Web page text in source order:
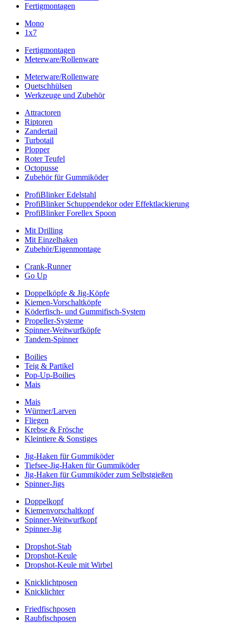
Fertigmontagen
Mono
1x7
Fertigmontagen
Meterware/Rollenware
Meterware/Rollenware
Quetschhülsen
Werkzeuge und Zubehör
Attractoren
Riptoren
Zandertail
Turbotail
Plopper
Roter Teufel
Octopusse
Zubehör für Gummiköder
ProfiBlinker Edelstahl
ProfiBlinker Schuppendekor oder Effektlackierung
ProfiBlinker Forellex Spoon
Mit Drilling
Mit Einzelhaken
Zubehör/Eigenmontage
Crank-Runner
Go Up
Doppelköpfe & Jig-Köpfe
Kiemen-Vorschaltköpfe
Köderfisch- und Gummifisch-System
Propeller-Systeme
Spinner-Weitwurfköpfe
Tandem-Spinner
Boilies
Teig & Partikel
Pop-Up-Boilies
Mais
Mais
Würmer/Larven
Fliegen
Krebse & Frösche
Kleintiere & Sonstiges
Jig-Haken für Gummiköder
Tiefsee-Jig-Haken für Gummiköder
Jig-Haken für Gummiköder zum Selbstgießen
Spinner-Jigs
Doppelkopf
Kiemenvorschaltkopf
Spinner-Weitwurfkopf
Spinner-Jig
Dropshot-Stab
Dropshot-Keule
Dropshot-Keule mit Wirbel
Knicklichtposen
Knicklichter
Friedfischposen
Raubfischposen